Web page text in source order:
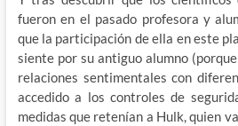
fueron en el pasado profesora y
que la participación de ella en este
siente por su antiguo alumno
relaciones sentimentales con
accedido a los controles de
medidas que retenían a Hulk, quien